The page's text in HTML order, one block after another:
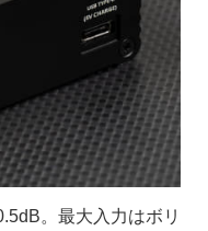
。最大入力はボリ